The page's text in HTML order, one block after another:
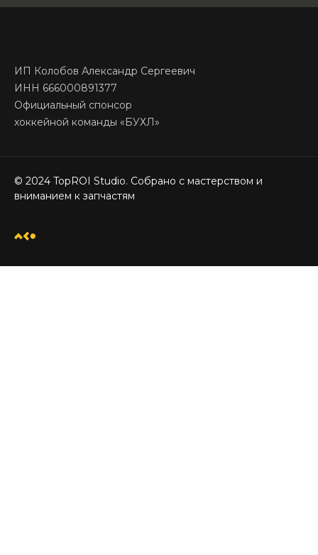
ИП Колобов Александр Сергеевич
ИНН 666000891377
Официальный спонсор
хоккейной команды «БУХЛ»
© 2024 TopROI Studio. Собрано с мастерством и
вниманием к запчастям